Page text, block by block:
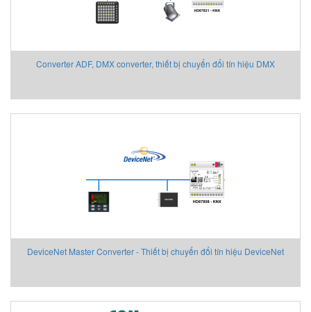
Converter ADF, DMX converter, thiết bị chuyển đổi tín hiệu DMX
DeviceNet Master Converter - Thiết bị chuyển đổi tín hiệu DeviceNet